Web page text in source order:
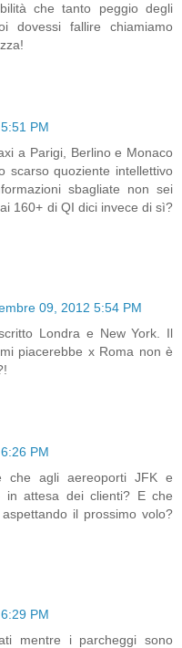
che tanto peggio degli
dovessi fallire chiamiamo
PM
a Parigi, Berlino e Monaco
scarso quoziente intellettivo
sbagliate non sei
160+ di QI dici invece di sì?
09, 2012 5:54 PM
Londra e New York. Il
piacerebbe x Roma non è
PM
che agli aereoporti JFK e
in attesa dei clienti? E che
il prossimo volo?
PM
mentre i parcheggi sono